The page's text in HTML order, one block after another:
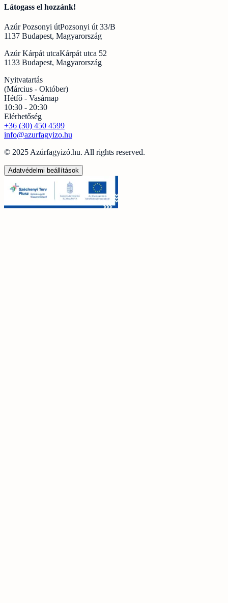
Látogass el hozzánk!
Azúr Pozsonyi útPozsonyi út 33/B
1137 Budapest, Magyarország
Azúr Kárpát utcaKárpát utca 52
1133 Budapest, Magyarország
Nyitvatartás
(Március - Október)
Hétfő - Vasárnap
10:30 - 20:30
Elérhetőség
+36 (30) 450 4599
info@azurfagyizo.hu
© 2025 Azúrfagyizó.hu. All rights reserved.
Adatvédelmi beállítások